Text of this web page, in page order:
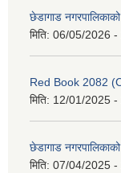
छेडागाड
मिति: 06/05/2026 -
Red Book 2082
मिति: 12/01/2025 -
छेडागाड
मिति: 07/04/2025 -